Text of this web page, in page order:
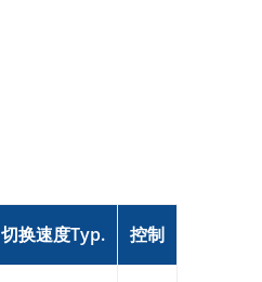
切换速度Typ. 控制